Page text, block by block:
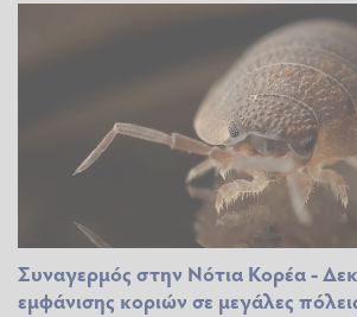
Συναγερμός στην Νότια Κορέα -
εμφάνισης κοριών σε μεγάλες